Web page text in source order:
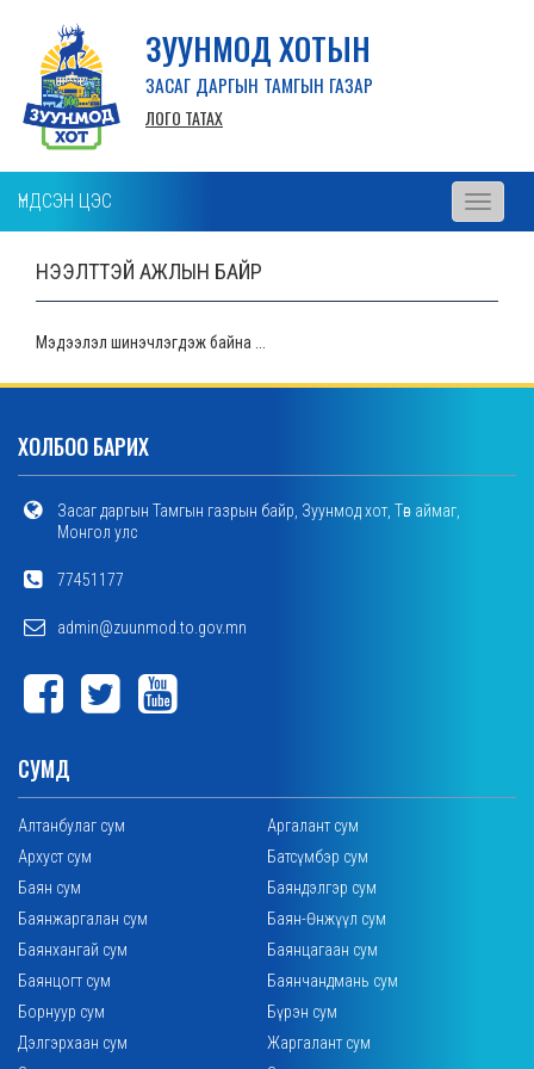
ЗУУНМОД ХОТЫН
ЗАСАГ ДАРГЫН ТАМГЫН ГАЗАР
ЛОГО ТАТАХ
ҮНДСЭН ЦЭС
Toggle
НЭЭЛТТЭЙ АЖЛЫН БАЙР
Мэдээлэл шинэчлэгдэж байна ...
ХОЛБОО БАРИХ
Засаг даргын Тамгын газрын байр, Зуунмод хот, Төв аймаг,
Монгол улс
77451177
admin@zuunmod.to.gov.mn
СУМД
Алтанбулаг сум
Аргалант сум
Архуст сум
Батсүмбэр сум
Баян сум
Баяндэлгэр сум
Баянжаргалан сум
Баян-Өнжүүл сум
Баянхангай сум
Баянцагаан сум
Баянцогт сум
Баянчандмань сум
Борнуур сум
Бүрэн сум
Дэлгэрхаан сум
Жаргалант сум